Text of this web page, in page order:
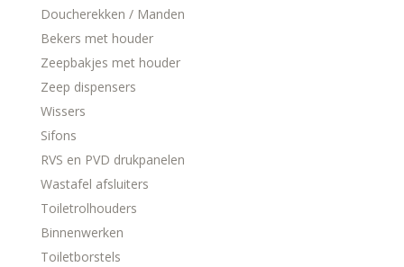
Doucherekken / Manden
Bekers met houder
Zeepbakjes met houder
Zeep dispensers
Wissers
Sifons
RVS en PVD drukpanelen
Wastafel afsluiters
Toiletrolhouders
Binnenwerken
Toiletborstels